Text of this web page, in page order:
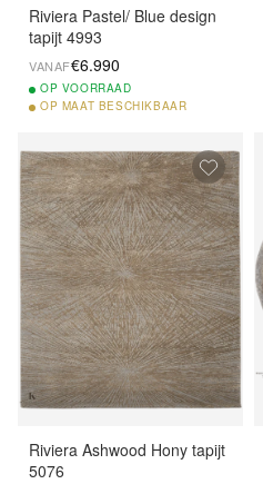
Riviera Pastel/ Blue design
tapijt 4993
VANAF€6.990
OP VOORRAAD
OP MAAT BESCHIKBAAR
Riviera Ashwood Hony tapijt
5076